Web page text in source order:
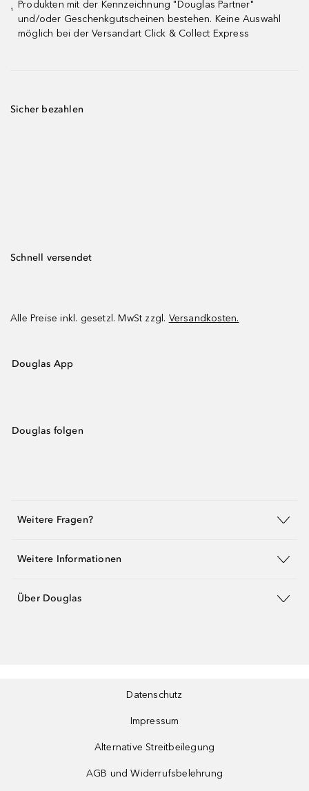
¹
Produkten mit der Kennzeichnung "Douglas Partner"
und/oder Geschenkgutscheinen bestehen. Keine Auswahl
möglich bei der Versandart Click & Collect Express
Sicher bezahlen
Schnell versendet
Alle Preise inkl. gesetzl. MwSt zzgl. Versandkosten.
Douglas App
Douglas folgen
Weitere Fragen?
Weitere Informationen
Über Douglas
Datenschutz
Impressum
Alternative Streitbeilegung
AGB und Widerrufsbelehrung